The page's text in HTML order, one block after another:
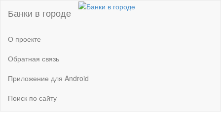
Банки в городе
О проекте
Обратная связь
Приложение для Android
Поиск по сайту